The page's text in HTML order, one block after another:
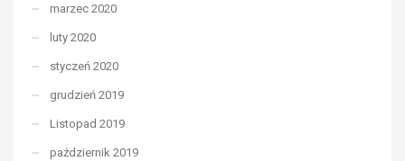
marzec 2020
luty 2020
styczeń 2020
grudzień 2019
Listopad 2019
październik 2019